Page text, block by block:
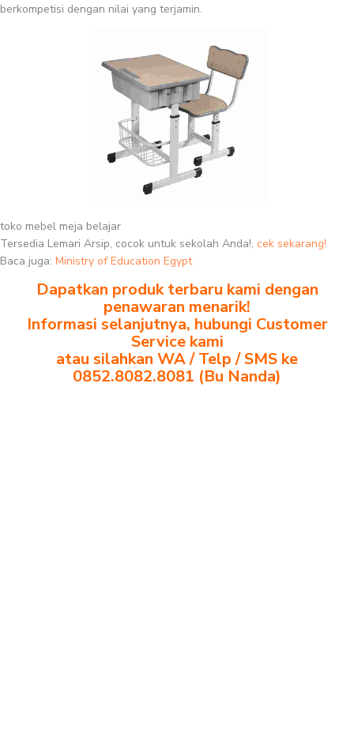
berkompetisi dengan nilai yang terjamin.
toko mebel meja belajar
Tersedia Lemari Arsip, cocok untuk sekolah Anda!, cek sekarang!
Baca juga: Ministry of Education Egypt
Dapatkan produk terbaru kami dengan
penawaran menarik!
Informasi selanjutnya, hubungi Customer
Service kami
atau silahkan WA / Telp / SMS ke
0852.8082.8081 (Bu Nanda)